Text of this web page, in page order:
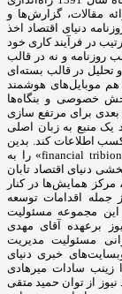
مقالات، گزارش‌ها و
دنیای اقتصاد اخذ
در فرآیند کاری خود
روزنامه و نه در قالب
تحلیل در قالب بسته‌ای
موبایل‌های هوشمند
خصوصی و بنگاه‌ها
برای مرتفع سازی
یک منبع به زبان اصلی
کسب اطلاعات کند. بدین
ترتیب، یکی از اجزای هلدینگ یعنی روزنامه انگلیسی «financial tribion» را به
دنیای اقتصاد تابان
مرکز همایش‌ها در کنار
جمله اقدامات توسعه
مجموعه مسئولیت
برعهده آقای مهدی
مسئولیت مدیریت
خبری دنیای
زینب سادات میرهادی
از توان حمید متقی